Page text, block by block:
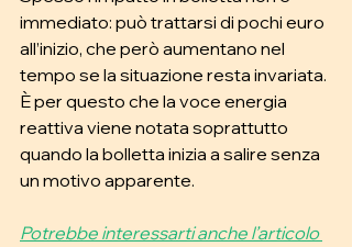
immediato: può trattarsi di pochi euro
all’inizio, che però aumentano nel
tempo se la situazione resta invariata.
È per questo che la voce energia
reattiva viene notata soprattutto
quando la bolletta inizia a salire senza
un motivo apparente.
Potrebbe interessarti anche l’articolo